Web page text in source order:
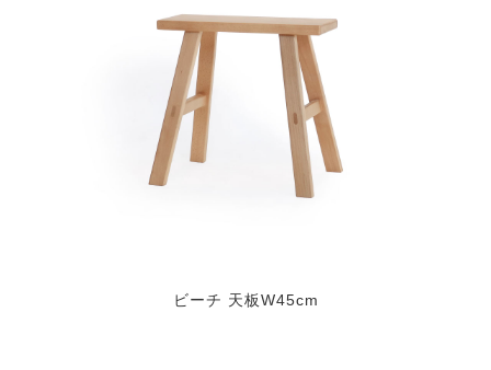
ビーチ 天板W45cm